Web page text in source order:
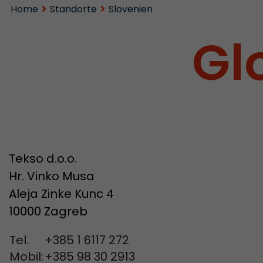
Home Standorte Slovenien
Tekso d.o.o.
Hr. Vinko Musa
Aleja Zinke Kunc 4
10000 Zagreb
Tel.
+385 1 6117 272
Mobil:+385 98 30 2913